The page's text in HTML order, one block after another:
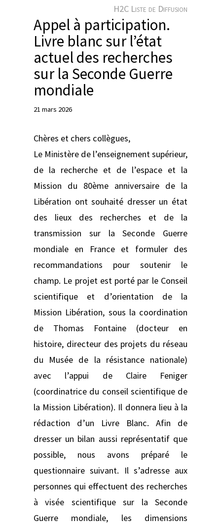
H2C Liste de Diffusion
Appel à participation.
Livre blanc sur l’état
actuel des recherches
sur la Seconde Guerre
mondiale
21 mars 2026
Chères et chers collègues,
Le Ministère de l’enseignement supérieur,
de la recherche et de l’espace et la
Mission du 80ème anniversaire de la
Libération ont souhaité dresser un état
des lieux des recherches et de la
transmission sur la Seconde Guerre
mondiale en France et formuler des
recommandations pour soutenir le
champ. Le projet est porté par le Conseil
scientifique et d’orientation de la
Mission Libération, sous la coordination
de Thomas Fontaine (docteur en
histoire, directeur des projets du réseau
du Musée de la résistance nationale)
avec l’appui de Claire Feniger
(coordinatrice du conseil scientifique de
la Mission Libération). Il donnera lieu à la
rédaction d’un Livre Blanc. Afin de
dresser un bilan aussi représentatif que
possible, nous avons préparé le
questionnaire suivant. Il s’adresse aux
personnes qui effectuent des recherches
à visée scientifique sur la Seconde
Guerre mondiale, les dimensions